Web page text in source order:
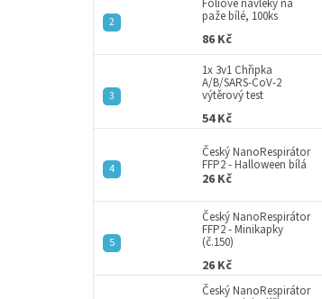
paže bílé, 100ks
86 Kč
1x 3v1 Chřipka
A/B/SARS-CoV-2
výtěrový test
54 Kč
Český NanoRespirátor
FFP2 - Halloween bílá
26 Kč
Český NanoRespirátor
FFP2 - Minikapky
(č.150)
26 Kč
Český NanoRespirátor